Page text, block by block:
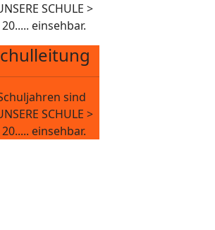
SCHULE >
20..... einsehbar.
sind
SCHULE >
20..... einsehbar.